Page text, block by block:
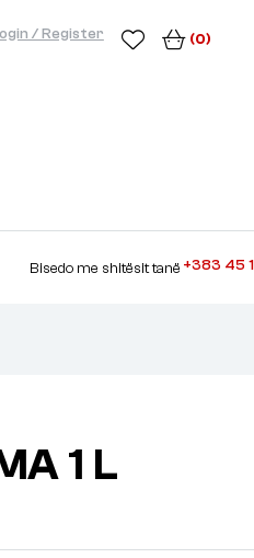
/ Register (0)
Bisedo me shitësit tanë +383 45
1 L